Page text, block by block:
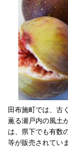
田布施町では、古
薫る瀬戸内の風土
は、県下でも有数
等が販売されてい